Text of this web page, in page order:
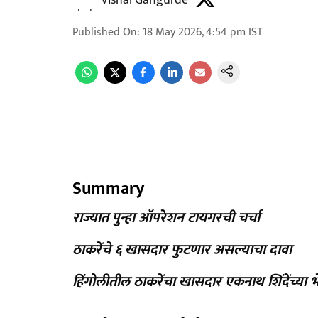
Published On: 18 May 2026, 4:54 pm IST
Summary
राज्यात पुन्हा ऑपरेशन टायगरची चर्चा
ठाकरेंचे ६ खासदार फुटणार असल्याचा दावा
हिंगोलीतील ठाकरेंचा खासदार एकनाथ शिंदेंच्या